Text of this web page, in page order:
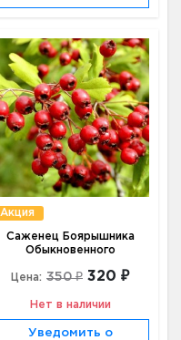
Акция
Саженец Боярышника
Обыкновенного
Цена: 350 ₽ 320 ₽
Нет в наличии
Уведомить о